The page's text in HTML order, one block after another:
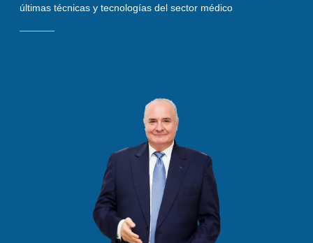
últimas técnicas y tecnologías del sector médico